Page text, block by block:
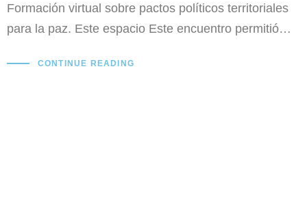
Formación virtual sobre pactos políticos territoriales
para la paz. Este espacio Este encuentro permitió…
CONTINUE READING